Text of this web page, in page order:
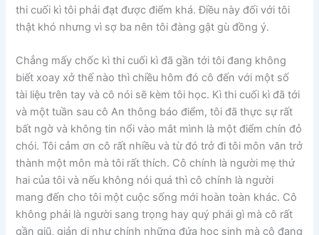
thi cuối kì tôi phải đạt được điểm khá. Điều này đối với tôi
thật khó nhưng vì sợ ba nên tôi đàng gật gù đồng ý.
Chẳng mấy chốc kì thi cuối kì đã gần tới tôi đang không
biết xoay xở thế nào thì chiều hôm đó cô đến với một số
tài liệu trên tay và cô nói sẽ kèm tôi học. Kì thi cuối kì đã tới
và một tuần sau cô An thông báo điểm, tôi đã thực sự rất
bất ngờ và không tin nổi vào mắt mình là một điểm chín đỏ
chói. Tôi cảm ơn cô rất nhiều và từ đó trở đi tôi môn văn trở
thành một môn mà tôi rất thích. Cô chính là người mẹ thứ
hai của tôi và nếu không nói quá thì cô chính là người
mang đến cho tôi một cuộc sống mới hoàn toàn khác. Cô
không phải là người sang trọng hay quý phái gì mà cô rất
gần giũ, giản dị như chính những đứa học sinh mà cô đang